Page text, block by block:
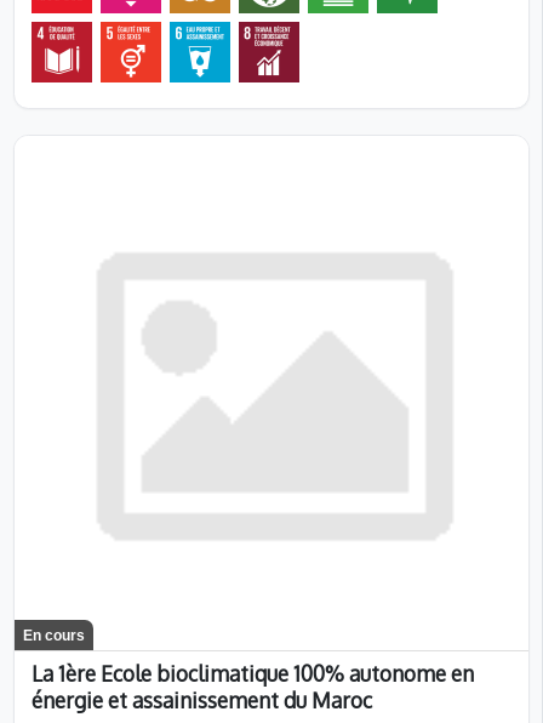
En cours
La 1ère Ecole bioclimatique 100% autonome en
énergie et assainissement du Maroc